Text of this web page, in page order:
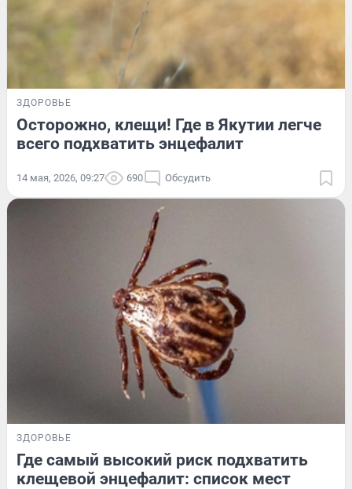
ЗДОРОВЬЕ
Осторожно, клещи! Где в Якутии легче
всего подхватить энцефалит
14 мая, 2026, 09:27 690 Обсудить
ЗДОРОВЬЕ
Где самый высокий риск подхватить
клещевой энцефалит: список мест